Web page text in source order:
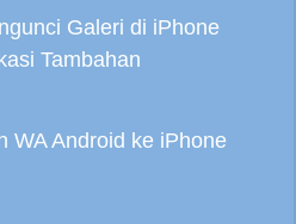
Galeri di iPhone
Tambahan
WA Android ke iPhone